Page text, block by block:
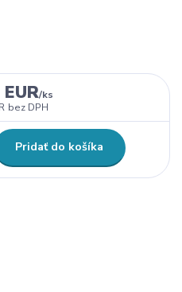
/ks
bez DPH
Pridať do košíka